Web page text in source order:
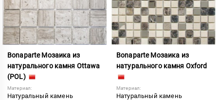
Bonaparte Мозаика из
натурального камня Ottawa
(POL)
Материал:
Натуральный камень
Bonaparte Мозаика из
натурального камня Oxford
Материал:
Натуральный камень